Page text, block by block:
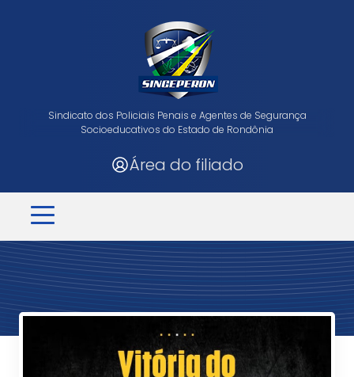
Sindicato dos Policiais Penais e Agentes de Segurança
Socioeducativos do Estado de Rondônia
Área do filiado